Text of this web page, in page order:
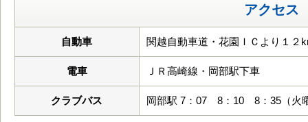
アクセス
自動車 関越自動車道・花園ＩＣより１２
電車 ＪＲ高崎線・岡部駅下車
クラブバス 岡部駅 7：07 8：10 8：35（火